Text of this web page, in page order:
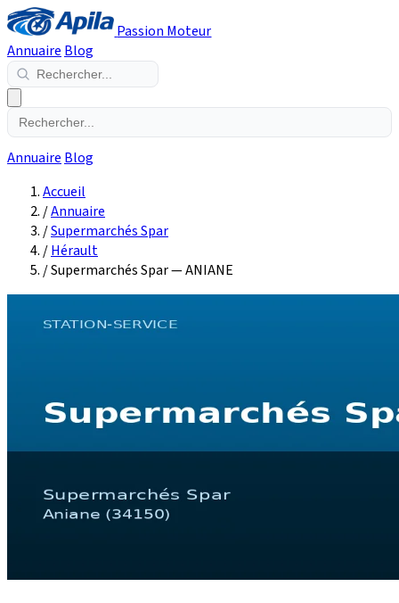
Passion Moteur
Annuaire Blog
Annuaire Blog
Accueil
/Annuaire
/Supermarchés Spar
/Hérault
/Supermarchés Spar — ANIANE